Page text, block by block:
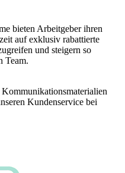
bieten Arbeitgeber ihren
auf exklusiv rabattierte
und steigern so
Team.
Kundenservice bei